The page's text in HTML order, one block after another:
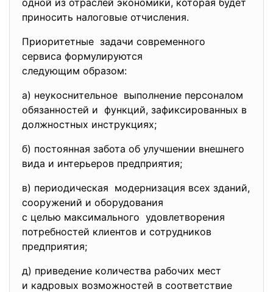
одной из отраслей экономики, которая будет
приносить налоговые отчисления.
Приоритетные задачи современного
сервиса формулируются
следующим образом:
а) неукоснительное выполнение персоналом
обязанностей и функций, зафиксированных в
должностных инструкциях;
б) постоянная забота об улучшении внешнего
вида и интерьеров предприятия;
в) периодическая модернизация всех зданий,
сооружений и оборудования
с целью максимального удовлетворения
потребностей клиентов и сотрудников
предприятия;
д) приведение количества рабочих мест
и кадровых возможностей в соответствие